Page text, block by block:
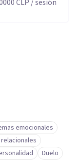
CLP / sesión
emocionales
Duelo